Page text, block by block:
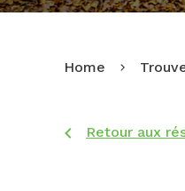
Home
Retour aux